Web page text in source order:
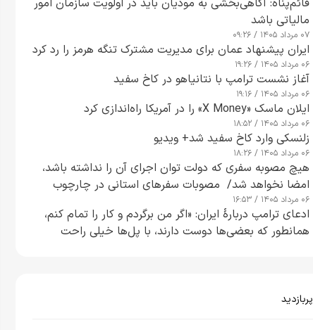
قائم‌پناه: آگاهی‌بخشی به مودیان باید در اولویت سازمان امور
مالیاتی باشد
۰۷ مرداد ۱۴۰۵ / ۰۹:۲۶
ایران پیشنهاد عمان برای مدیریت مشترک تنگه هرمز را رد کرد
۰۶ مرداد ۱۴۰۵ / ۱۹:۲۶
آغاز نشست ترامپ با نتانیاهو در کاخ سفید
۰۶ مرداد ۱۴۰۵ / ۱۹:۱۶
ایلان ماسک «X Money» را در آمریکا راه‌اندازی کرد
۰۶ مرداد ۱۴۰۵ / ۱۸:۵۲
زلنسکی وارد کاخ سفید شد+ ویدیو
۰۶ مرداد ۱۴۰۵ / ۱۸:۲۶
هیچ مصوبه سفری که دولت توان اجرای آن را نداشته باشد،
امضا نخواهد شد/ مصوبات سفرهای استانی در چارچوب
قانون بودجه است+ عکس
۰۶ مرداد ۱۴۰۵ / ۱۶:۵۳
ادعای ترامپ دربارهٔ ایران: «اگر من برگردم و کار را تمام کنم،
همانطور که بعضی‌ها دوست دارند، با پل‌ها خیلی راحت
پربازدید